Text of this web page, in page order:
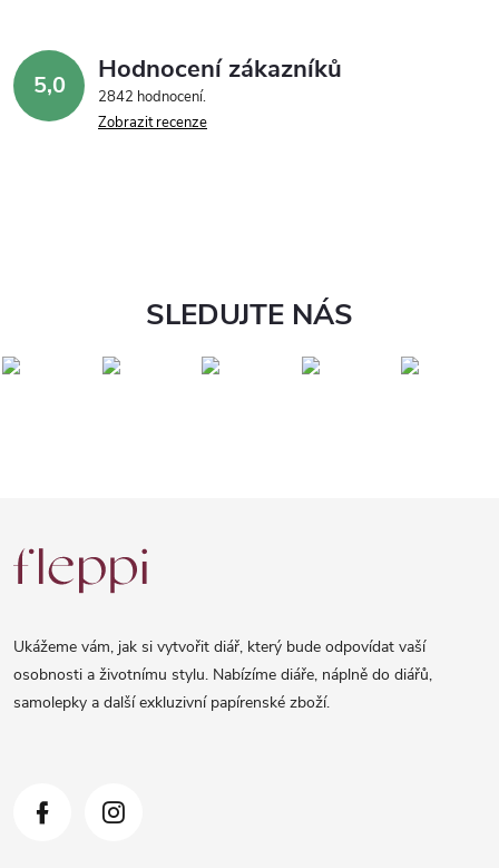
5,0 Hodnocení zákazníků
2842 hodnocení
Zobrazit recenze
SLEDUJTE NÁS
á
Ukážeme vám, jak si vytvořit diář, který bude odpovídat vaší
osobnosti a životnímu stylu. Nabízíme diáře, náplně do diářů,
samolepky a další exkluzivní papírenské zboží.